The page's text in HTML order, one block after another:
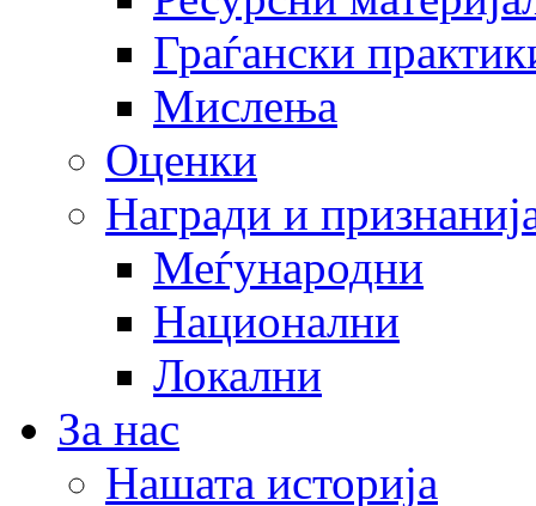
Граѓански
Мислења
Оценки
Награди и
Меѓународни
Национални
Локални
За нас
Нашата историја